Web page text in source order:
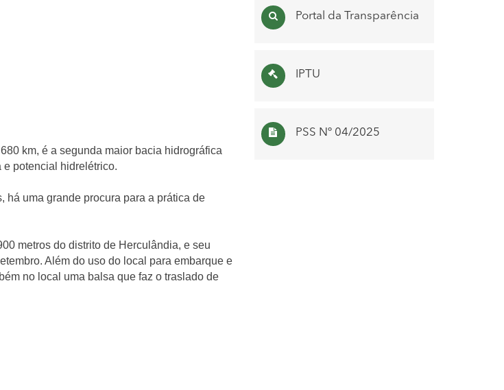
km, é a segunda maior bacia hidrográfica
potencial hidrelétrico.
há uma grande procura para a prática de
metros do distrito de Herculândia, e seu
Além do uso do local para embarque e
no local uma balsa que faz o traslado de
Portal da Transparência
IPTU
PSS Nº 04/2025